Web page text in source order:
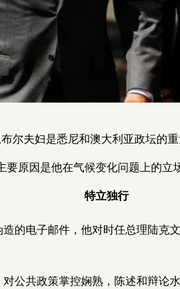
尔夫妇是悉尼和澳大利亚政坛的重
要原因是他在气候变化问题上的立
特立独行
的电子邮件，他对时任总理陆克
公共政策掌控娴熟，陈述和辩论